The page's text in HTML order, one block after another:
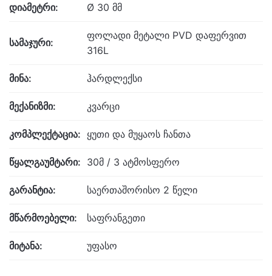
დიამეტრი: Ø 30 მმ
სამაჯური:
ფოლადი მეტალი PVD დაფერვით
316L
მინა: ჰარდლექსი
მექანიზმი: კვარცი
კომპლექტაცია: ყუთი და მუყაოს ჩანთა
წყალგაუმტარი: 30მ / 3 ატმოსფერო
გარანტია: საერთაშორისო 2 წელი
მწარმოებელი: საფრანგეთი
მიტანა: უფასო